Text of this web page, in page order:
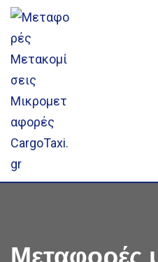
Skip
content